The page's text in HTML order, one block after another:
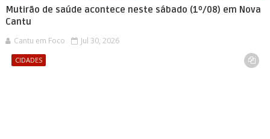
Mutirão de saúde acontece neste sábado (1º/08) em Nova
Cantu
Cantu em Foco Jul 30, 2026
CIDADES